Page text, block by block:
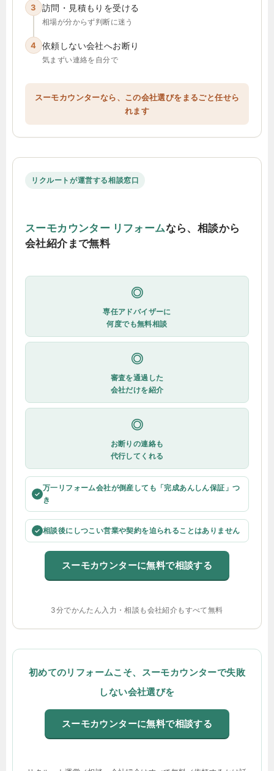
3 訪問・見積もりを受ける
相場が分からず判断に迷う
4 依頼しない会社へお断り
気まずい連絡を自分で
スーモカウンターなら、この会社選びをまるごと任せら
れます
リクルートが運営する相談窓口
スーモカウンター リフォームなら、相談から
会社紹介まで無料
◎
専任アドバイザーに
何度でも無料相談
◎
審査を通過した
会社だけを紹介
◎
お断りの連絡も
代行してくれる
✓
万一リフォーム会社が倒産しても「完成あんしん保証」つ
き
✓ 相談後にしつこい営業や契約を迫られることはありません
スーモカウンターに無料で相談する
3分でかんたん入力・相談も会社紹介もすべて無料
初めてのリフォームこそ、スーモカウンターで失敗
しない会社選びを
スーモカウンターに無料で相談する